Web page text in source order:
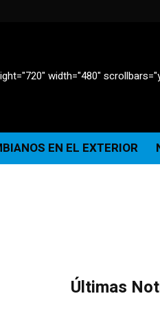
width="480"
EN EL EXTERIOR
Últimas